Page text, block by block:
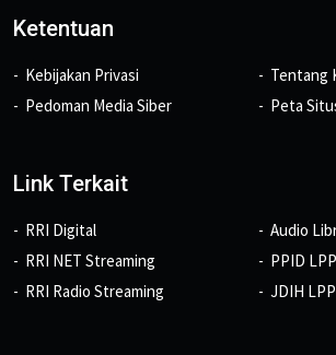
Ketentuan
Kebijakan Privasi
Pedoman Media Siber
Tentang
Peta
Link Terkait
RRI Digital
RRI NET Streaming
RRI Radio Streaming
Audio
PPID
JDIH